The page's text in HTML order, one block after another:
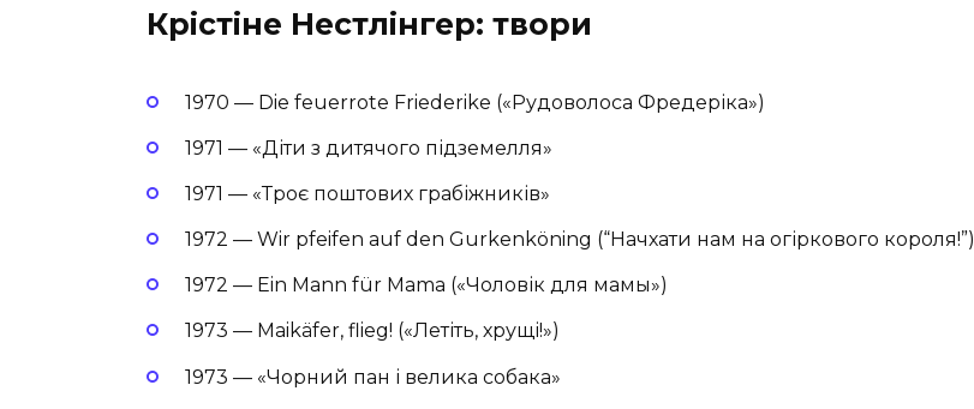
Крістіне Нестлінгер: твори
1970 — Die feuerrote Friederike («Рудоволоса Фредеріка»)
1971 — «Діти з дитячого підземелля»
1971 — «Троє поштових грабіжників»
1972 — Wir pfeifen auf den Gurkenköning (“Начхати нам на огіркового короля!”)
1972 — Ein Mann für Mama («Чоловік для мамы»)
1973 — Maikäfer, flieg! («Летіть, хрущі!»)
1973 — «Чорний пан і велика собака»